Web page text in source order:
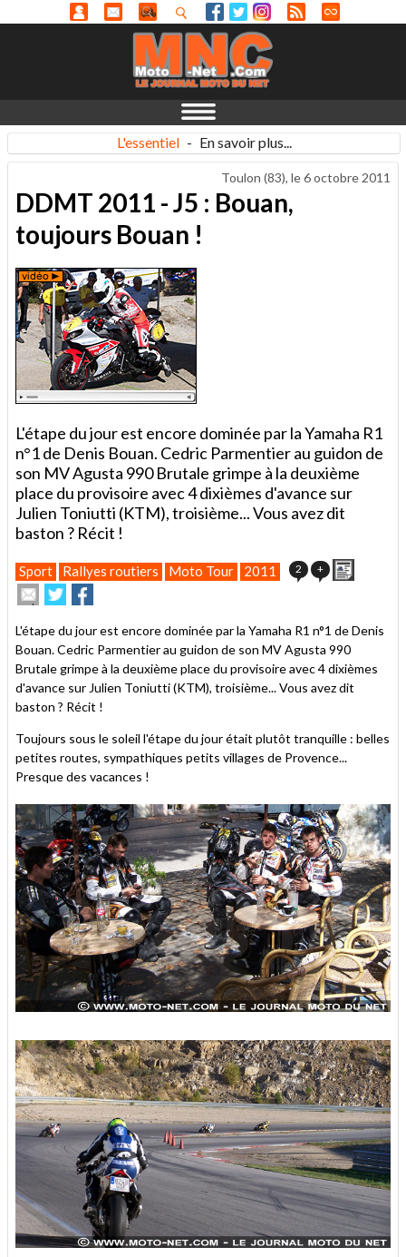
L'essentiel - En savoir plus...
Toulon (83), le6 octobre 2011
DDMT 2011 - J5 : Bouan,
toujours Bouan !
L'étape du jour est encore dominée par la Yamaha R1
n°1 de Denis Bouan. Cedric Parmentier au guidon de
son MV Agusta 990 Brutale grimpe à la deuxième
place du provisoire avec 4 dixièmes d'avance sur
Julien Toniutti (KTM), troisième... Vous avez dit
baston ? Récit !
Sport Rallyes routiers Moto Tour 2011 2 +
Envoyer
cet
à
un
ami
Partager
sur
sur
L'étape du jour est encore dominée par la Yamaha R1 n°1 de Denis
Bouan. Cedric Parmentier au guidon de son MV Agusta 990
Brutale grimpe à la deuxième place du provisoire avec 4 dixièmes
d'avance sur Julien Toniutti (KTM), troisième... Vous avez dit
baston ? Récit !
Toujours sous le soleil l'étape du jour était plutôt tranquille : belles
petites routes, sympathiques petits villages de Provence...
Presque des vacances !